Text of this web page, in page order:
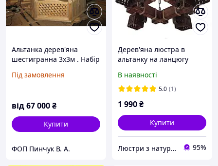
Альтанка дерев'яна
шестигранна 3х3м . Набір
монтажу.
Під замовлення
від67 000₴
Купити
ФОП Пинчук В. А.
Дерев'яна люстра в
альтанку на ланцюгу
В наявності
5.0 (1)
1 990₴
Купити
Люстри з натурального дерева 95%